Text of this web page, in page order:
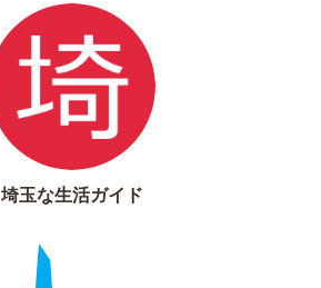
埼玉な生活ガイド